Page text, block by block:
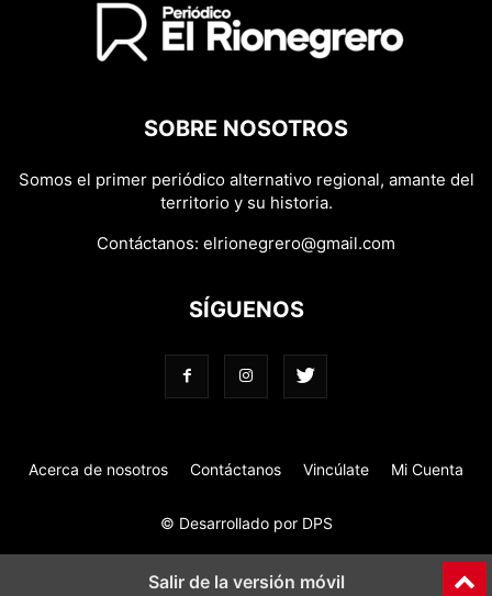
SOBRE NOSOTROS
Somos el primer periódico alternativo regional, amante del
territorio y su historia.
Contáctanos: elrionegrero@gmail.com
SÍGUENOS
Acerca de nosotros Contáctanos Vincúlate Mi Cuenta
© Desarrollado por DPS
Salir de la versión móvil